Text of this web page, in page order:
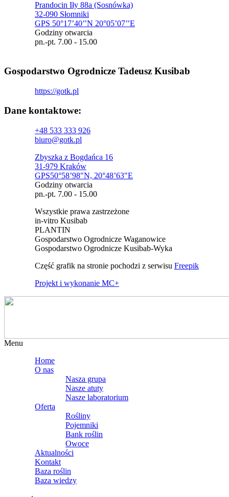
Prandocin Iły 88a (Sosnówka)
32-090 Słomniki
GPS 50°17’40’’N 20°05’07’’E
Godziny otwarcia
pn.-pt. 7.00 - 15.00
Gospodarstwo Ogrodnicze Tadeusz Kusibab
https://gotk.pl
Dane kontaktowe:
+48 533 333 926
biuro@gotk.pl
Zbyszka z Bogdańca 16
31-979 Kraków
GPS50°58’98"N, 20°48’63"E
Godziny otwarcia
pn.-pt. 7.00 - 15.00
Wszystkie prawa zastrzeżone
in-vitro Kusibab
PLANTIN
Gospodarstwo Ogrodnicze Waganowice
Gospodarstwo Ogrodnicze Kusibab-Wyka
Część grafik na stronie pochodzi z serwisu Freepik
Projekt i wykonanie MC+
Menu
Home
O nas
Nasza grupa
Nasze atuty
Nasze laboratorium
Oferta
Rośliny
Pojemniki
Bank roślin
Owoce
Aktualności
Kontakt
Baza roślin
Baza wiedzy